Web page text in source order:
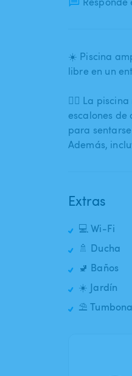
☀️ Piscina
libre en un
🏊‍♀️ La
escalones
para
Además​,​
Extras
💻 Wi-Fi
🚿 Ducha
🚽 Baños
☀️ Jardín
⛱️